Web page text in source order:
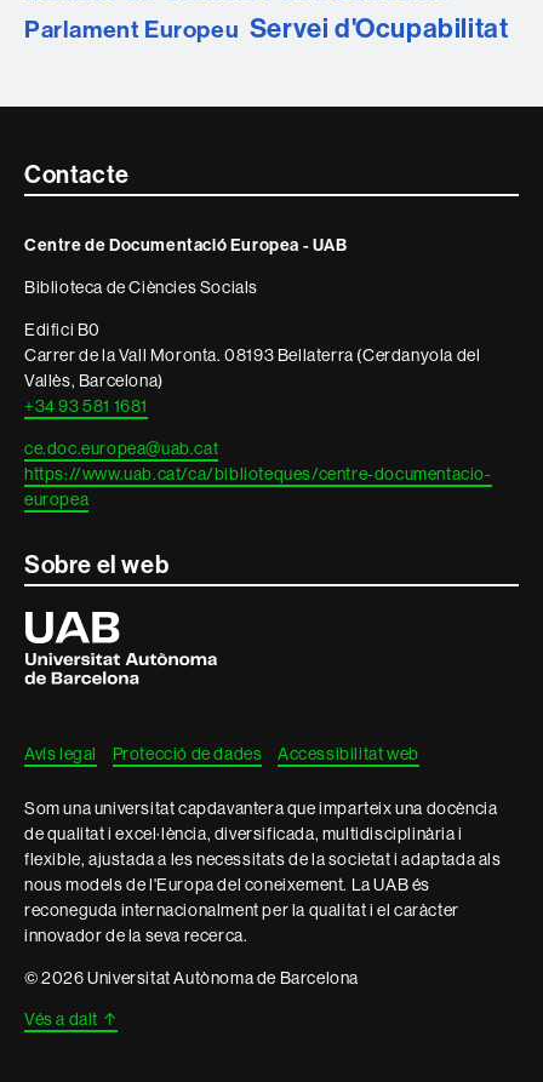
Parlament Europeu Servei d'Ocupabilitat
Contacte
informació
legal
Contacte
Centre de Documentació Europea - UAB
Biblioteca de Ciències Socials
Edifici B0
Carrer de la Vall Moronta. 08193 Bellaterra (Cerdanyola del
Vallès, Barcelona)
+34 93 581 1681
ce.doc.europea@uab.cat
https://www.uab.cat/ca/biblioteques/centre-documentacio-
europea
Sobre el web
Universitat
Autònoma
de
Barcelona
Avís legal Protecció de dades Accessibilitat web
Som una universitat capdavantera que imparteix una docència
de qualitat i excel·lència, diversificada, multidisciplinària i
flexible, ajustada a les necessitats de la societat i adaptada als
nous models de l'Europa del coneixement. La UAB és
reconeguda internacionalment per la qualitat i el caràcter
innovador de la seva recerca.
© 2026 Universitat Autònoma de Barcelona
Vés a dalt ↑